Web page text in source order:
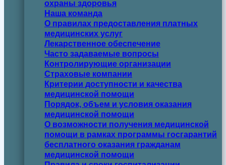
охраны здоровья
Наша команда
О правилах предоставления платных
медицинских услуг
Лекарственное обеспечение
Часто задаваемые вопросы
Контролирующие организации
Страховые компании
Критерии доступности и качества
медицинской помощи
Порядок, объем и условия оказания
медицинской помощи
О возможности получения медицинской
помощи в рамках программы госгарантий
бесплатного оказания гражданам
медицинской помощи